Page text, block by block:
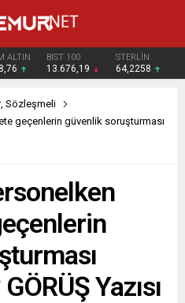
ALTIN BIST 100
13.676,19
STERLİN
64,2258
, Sözleşmeli
geçenlerin güvenlik soruşturması
Yazısı